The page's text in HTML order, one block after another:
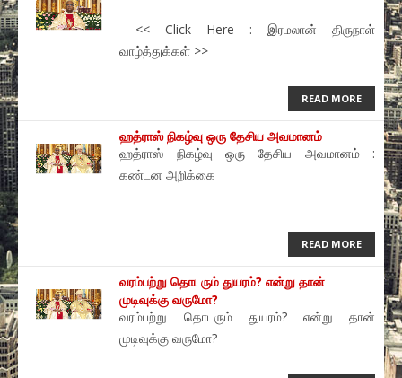
<< Click Here : இரமலான் திருநாள்
வாழ்த்துக்கள் >>
READ MORE
ஹத்ராஸ் நிகழ்வு ஒரு தேசிய அவமானம்
ஹத்ராஸ் நிகழ்வு ஒரு தேசிய அவமானம் :
கண்டன அறிக்கை
READ MORE
வரம்பற்று தொடரும் துயரம்? என்று தான்
முடிவுக்கு வருமோ?
வரம்பற்று தொடரும் துயரம்? என்று தான்
முடிவுக்கு வருமோ?